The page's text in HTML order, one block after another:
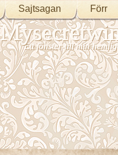
Sajtsagan Förr
Ett fönster till min